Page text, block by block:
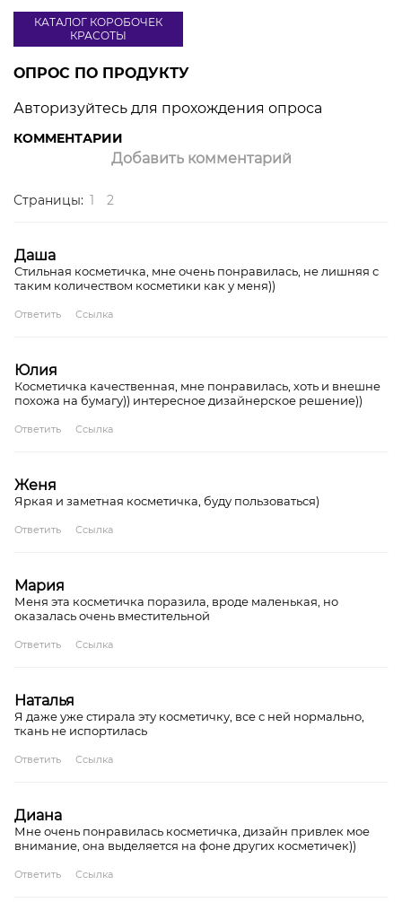
КАТАЛОГ КОРОБОЧЕК
КРАСОТЫ
ОПРОС ПО ПРОДУКТУ
Авторизуйтесь для прохождения опроса
КОММЕНТАРИИ
Добавить комментарий
Страницы: 1 2
Даша
Стильная косметичка, мне очень понравилась, не лишняя с
таким количеством косметики как у меня))
Ответить Ссылка
Юлия
Косметичка качественная, мне понравилась, хоть и внешне
похожа на бумагу)) интересное дизайнерское решение))
Ответить Ссылка
Женя
Яркая и заметная косметичка, буду пользоваться)
Ответить Ссылка
Мария
Меня эта косметичка поразила, вроде маленькая, но
оказалась очень вместительной
Ответить Ссылка
Наталья
Я даже уже стирала эту косметичку, все с ней нормально,
ткань не испортилась
Ответить Ссылка
Диана
Мне очень понравилась косметичка, дизайн привлек мое
внимание, она выделяется на фоне других косметичек))
Ответить Ссылка